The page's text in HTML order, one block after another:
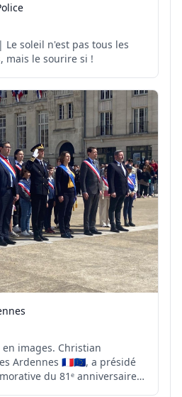
soleil n'est pas tous les
mais le sourire si !
images. Christian
Ardennes 🇫🇷🇪🇺, a présidé
du 81ᵉ anniversaire